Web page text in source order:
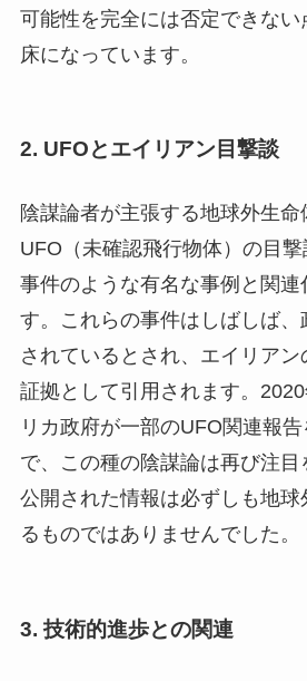
可能性を完全には否定できない
床になっています。
2. UFOとエイリアン目撃談
陰謀論者が主張する地球外生命
UFO（未確認飛行物体）の目
事件のような有名な事例と関連
す。これらの事件はしばしば
されているとされ、エイリア
証拠として引用されます。
リカ政府が一部のUFO関連報
で、この種の陰謀論は再び注目
公開された情報は必ずしも地球
るものではありませんでした。
3.技術的進歩との関連